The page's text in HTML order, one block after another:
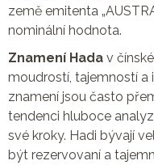
země emitenta
nominální hodnota.
Znamení Hada v
moudrostí, tajemností a
znamení jsou často
tendenci hluboce
své kroky. Hadi bývají
být rezervovaní a